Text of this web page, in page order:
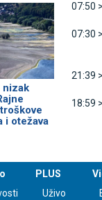
nizak
i otežava
07:50 >
07:30 >
21:39 >
18:59 >
PLUS
Uživo